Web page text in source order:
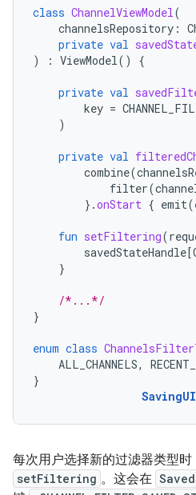
class ChannelViewModel(
channelsRepository :
private val
)
: ViewModel() {
private val
key =
)
private val
combine(
filter(
}.onStart { emit(
fun setFiltering(
savedStateHandle[
}
/*...*/
}
enum class
ALL_CHANNELS,
}
每次用户选择新的过滤器类型
setFiltering 。这会在